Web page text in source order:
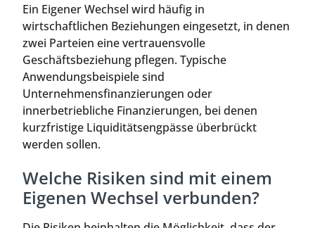
Ein Eigener Wechsel wird häufig in
wirtschaftlichen Beziehungen eingesetzt, in denen
zwei Parteien eine vertrauensvolle
Geschäftsbeziehung pflegen. Typische
Anwendungsbeispiele sind
Unternehmensfinanzierungen oder
innerbetriebliche Finanzierungen, bei denen
kurzfristige Liquiditätsengpässe überbrückt
werden sollen.
Welche Risiken sind mit einem
Eigenen Wechsel verbunden?